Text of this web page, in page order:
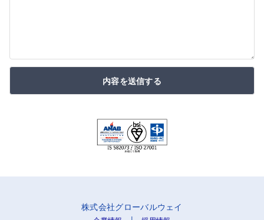
内容を送信する
株式会社グローバルウェイ